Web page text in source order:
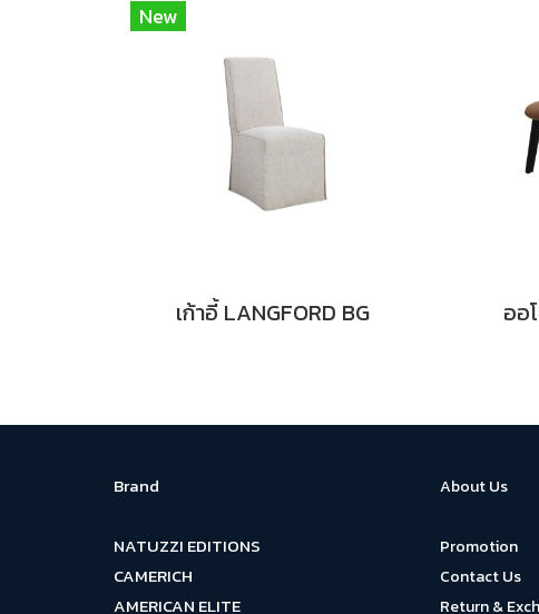
New
เก้าอี้ LANGFORD BG ออ
Brand
NATUZZI EDITIONS
CAMERICH
AMERICAN ELITE
About Us
Promotion
Contact Us
Return &